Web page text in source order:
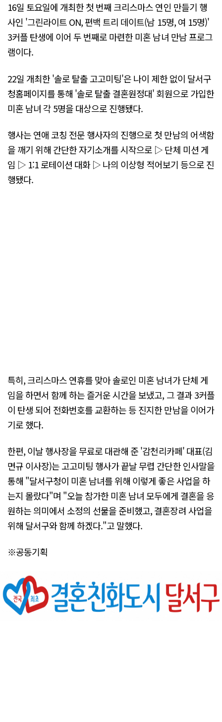
16일 토요일에 개최한 첫 번째 크리스마스 연인 만들기 행
사인 '그린라이트 ON, 편백 트리 데이트(남 15명, 여 15명)'
3커플 탄생에 이어 두 번째로 마련한 미혼 남녀 만남 프로그
램이다.
22일 개최한 '솔로 탈출 고고미팅'은 나이 제한 없이 달서구
청홈페이지를 통해 '솔로 탈출 결혼원정대' 회원으로 가입한
미혼 남녀 각 5명을 대상으로 진행됐다.
행사는 연애 코칭 전문 행사자의 진행으로 첫 만남의 어색함
을 깨기 위해 간단한 자기소개를 시작으로 ▷ 단체 미션 게
임 ▷ 1:1 로테이션 대화 ▷ 나의 이상형 적어보기 등으로 진
행됐다.
특히, 크리스마스 연휴를 맞아 솔로인 미혼 남녀가 단체 게
임을 하면서 함께 하는 즐거운 시간을 보냈고, 그 결과 3커플
이 탄생 되어 전화번호를 교환하는 등 진지한 만남을 이어가
기로 했다.
한편, 이날 행사장을 무료로 대관해 준 '감천리카페' 대표(김
면규 이사장)는 고고미팅 행사가 끝날 무렵 간단한 인사말을
통해 "달서구청이 미혼 남녀를 위해 이렇게 좋은 사업을 하
는지 몰랐다"며 "오늘 참가한 미혼 남녀 모두에게 결혼을 응
원하는 의미에서 소정의 선물을 준비했고, 결혼장려 사업을
위해 달서구와 함께 하겠다."고 말했다.
※공동기획